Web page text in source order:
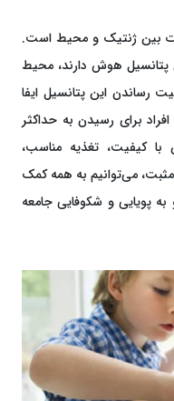
بین ژنتیک و محیط است.
هوش دارند، محیط
رساندن این پتانسیل ایفا
برای رسیدن به حداکثر
کیفیت، تغذیه مناسب،
می‌توانیم به همه کمک
پویایی و شکوفایی جامعه